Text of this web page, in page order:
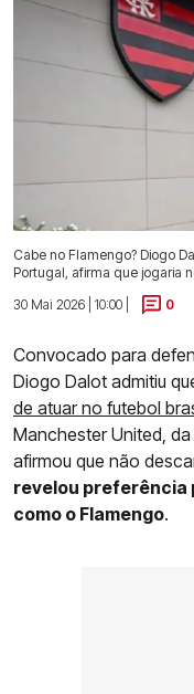
Cabe no Flamengo? Diogo
Portugal, afirma que jogaria
30 Mai 2026 | 10:00 |
0
Convocado para
Diogo Dalot admitiu
de atuar no futebol
Manchester United,
afirmou que não
revelou preferência
como o Flamengo.